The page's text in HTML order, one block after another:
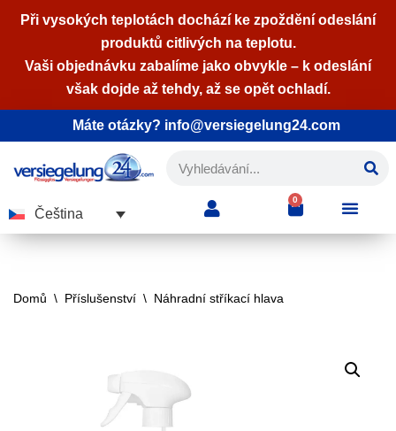
na
Při vysokých teplotách dochází ke zpoždění odeslání
produktů citlivých na teplotu.
Vaši objednávku zabalíme jako obvykle – k odeslání
však dojde až tehdy, až se opět ochladí.
Máte otázky? info@versiegelung24.com
Čeština
0
Domů \ Příslušenství \ Náhradní stříkací hlava